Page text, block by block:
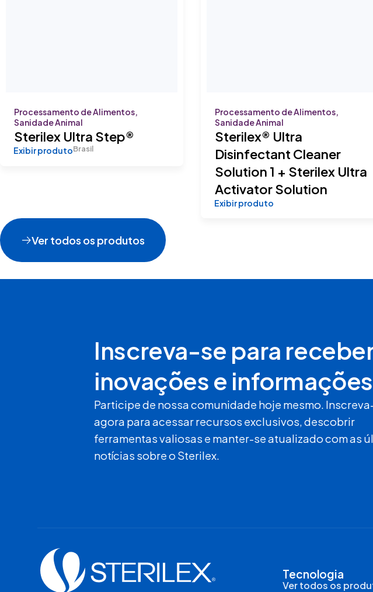
Processamento de Alimentos,
Sanidade Animal
Sterilex Ultra Step®
Exibir produtoBrasil
Processamento de Alimentos,
Sanidade Animal
Sterilex® Ultra
Disinfectant Cleaner
Solution 1 + Sterilex Ultra
Activator Solution
Exibir produto
Ver todos os produtos
Inscreva-se para
inovações e
Participe de nossa comunidade hoje mesmo.
agora para acessar recursos exclusivos, descobrir
ferramentas valiosas e manter-se atualizado com as
notícias sobre o Sterilex.
Tecnologia
Ver todos os